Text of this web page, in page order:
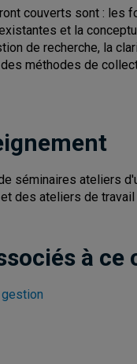
couverts sont : les
et la
de recherche, la
méthodes de
séminaires ateliers
des ateliers de
à ce